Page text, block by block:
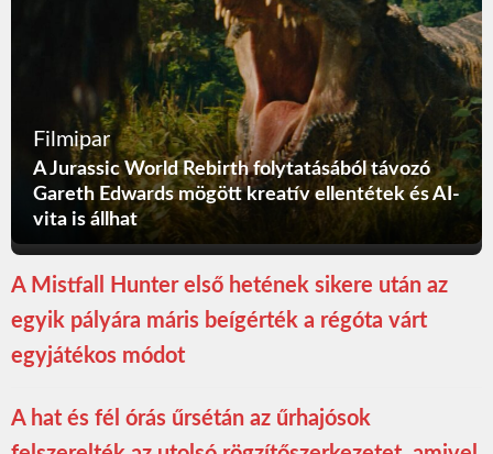
Filmipar
A Jurassic World Rebirth folytatásából távozó
Gareth Edwards mögött kreatív ellentétek és AI-
vita is állhat
A Mistfall Hunter első hetének sikere után az
egyik pályára máris beígérték a régóta várt
egyjátékos módot
A hat és fél órás űrsétán az űrhajósok